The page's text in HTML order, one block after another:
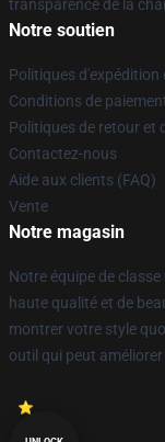
transparence de la
Notre soutien
Politiques d'expédition
Conditions de
Politiques de retour et
Contactez-nous
Aide aux clients (FAQ)
Vente
Notre magasin
Notre équipe de
haute qualité et de
montrer votre style
outil qui peut améliorer